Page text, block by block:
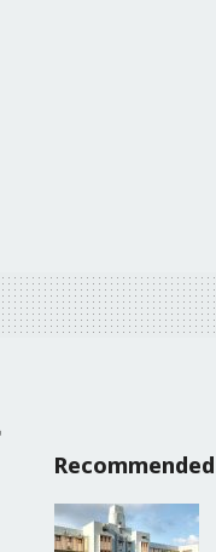
Recommended